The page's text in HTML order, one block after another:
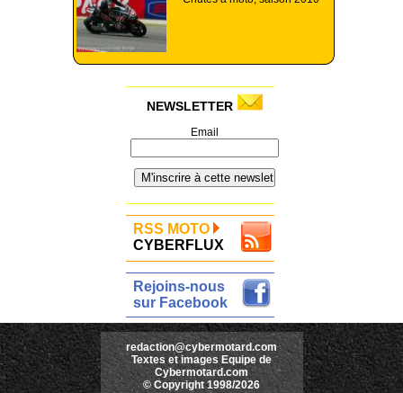
NEWSLETTER
Email
RSS MOTO
CYBERFLUX
Rejoins-nous
sur Facebook
redaction@cybermotard.com
Textes et images Equipe de
Cybermotard.com
© Copyright 1998/2026